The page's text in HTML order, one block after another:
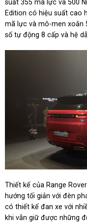
suất 355 mã lực và 500
Edition có hiệu suất cao
mã lực và mô-men xoắn
số tự động 8 cấp và hệ
Thiết kế của Range
hướng tối giản với đèn
có thiết kế đan xe với
khi vẫn giữ được những